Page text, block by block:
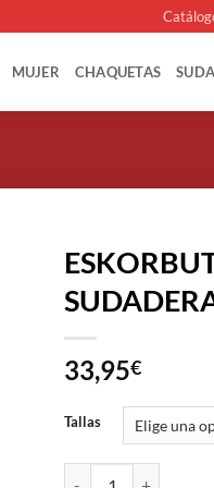
MUJER CHAQUETAS
33,95€
Tallas